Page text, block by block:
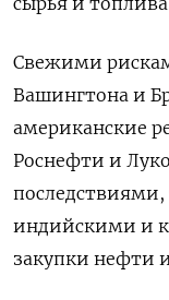
Свежими
Вашингтона и
американские
Роснефти и
индийскими и
закупки нефти